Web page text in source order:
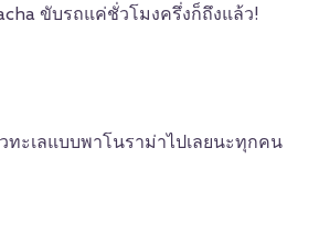
ขับรถแค่ชั่วโมงครึ่งก็ถึงแล้ว!
ทะเลแบบพาโนราม่าไปเลยนะทุกคน